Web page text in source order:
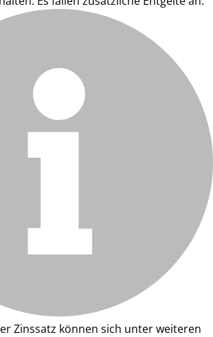
Zinssatz können sich unter weiteren